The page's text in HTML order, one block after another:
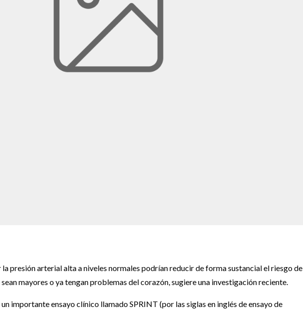
la presión arterial alta a niveles normales podrían reducir de forma sustancial el riesgo de
mayores o ya tengan problemas del corazón, sugiere una investigación reciente.
importante ensayo clínico llamado SPRINT (por las siglas en inglés de ensayo de